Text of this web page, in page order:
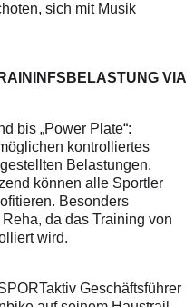
sich mit Musik
VIA
bis „Power Plate“:
kontrolliertes
Belastungen.
können alle Sportler
Besonders
da das Training von
wird.
Geschäftsführer